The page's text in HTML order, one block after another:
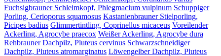
Fuchsigbrauner Schleimkopf, Phlegmacium vulpinum Schuppiger
Porling, Cerioporus squamosus Kastanienbrauner Stielporling,
Picipes badius Glimmertintling, Coprinellus micaceus Voreilender
Ackerling, Agrocybe praecox Weißer Ackerling, Agrocybe dura
Rehbrauner Dachpilz, Pluteus cervinus Schwarzschneidiger
Dachpilz, Pluteus atromarginatus Löwengelber Dachpilz, Pluteus